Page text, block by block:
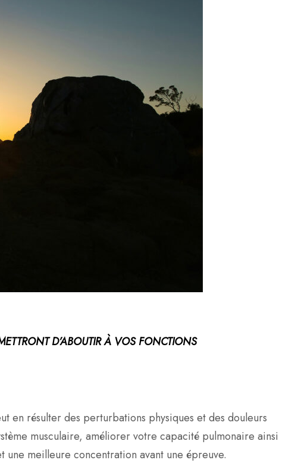
D’ABOUTIR À VOS FONCTIONS
en résulter des perturbations physiques et des douleurs
musculaire, améliorer votre capacité pulmonaire ainsi
meilleure concentration avant une épreuve.